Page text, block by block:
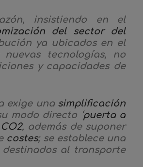
insistiendo en el
del sector del
ya ubicados en el
tecnologías, no
y capacidades de
exige una simplificación
modo directo ‘ puerta a
CO2, además de suponer
costes; se establece una
al transporte